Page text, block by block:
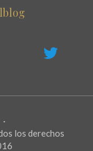
·
los derechos